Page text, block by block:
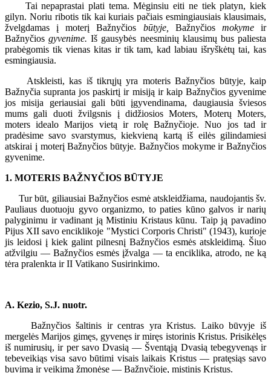
Tai nepaprastai plati tema. Mėginsiu eiti ne tiek platyn, kiek
gilyn. Noriu ribotis tik kai kuriais pačiais esmingiausiais klausimais,
žvelgdamas į moterį Bažnyčios būtyje, Bažnyčios mokymeir
Bažnyčiosgyvenime. Iš gausybės neesminių klausimų bus paliesta
prabėgomis tik vienas kitas ir tik tam, kad labiau išryškėtų tai, kas
esmingiausia.
Atskleisti, kas iš tikrųjų yra moteris Bažnyčios būtyje, kaip
Bažnyčia supranta jos paskirtį ir misiją ir kaip Bažnyčios gyvenime
jos misija geriausiai gali būti įgyvendinama, daugiausia šviesos
mums gali duoti žvilgsnis į didžiosios Moters, Moterų Moters,
moters idealo Marijos vietą ir rolę Bažnyčioje. Nuo jos tad ir
pradėsime savo svarstymus, kiekvieną kartą iš eilės gilindamiesi
atskirai į moterį Bažnyčios būtyje. Bažnyčios mokyme ir Bažnyčios
gyvenime.
1. MOTERIS BAŽNYČIOS BŪTYJE
Tur būt, giliausiai Bažnyčios esmė atskleidžiama, naudojantis šv.
Pauliaus duotuoju gyvo organizmo, to paties kūno galvos ir narių
palyginimu ir vadinant ją Mistiniu Kristaus kūnu. Taip ją pavadino
Pijus XII savo enciklikoje "Mystici Corporis Christi" (1943), kurioje
jis leidosi į kiek galint pilnesnį Bažnyčios esmės atskleidimą. Šiuo
atžvilgiu — Bažnyčios esmės įžvalga — ta enciklika, atrodo, ne ką
tėra pralenkta ir II Vatikano Susirinkimo.
A. Kezio, S.J. nuotr.
Bažnyčios šaltinis ir centras yra Kristus. Laiko būvyje iš
mergelės Marijos gimęs, gyvenęs ir miręs istorinis Kristus. Prisikėlęs
iš numirusių, ir per savo Dvasią — Šventąją Dvasią tebegyvenąs ir
tebeveikiąs visa savo būtimi visais laikais Kristus — pratęsiąs savo
buvimą ir veikimą žmonėse — Bažnyčioje, mistinis Kristus.